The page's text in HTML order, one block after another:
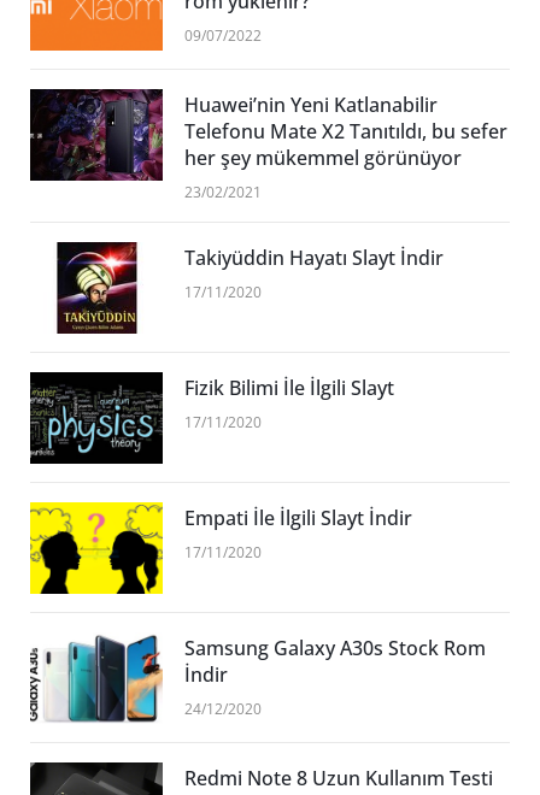
09/07/2022
Huawei’nin Yeni Katlanabilir
Telefonu Mate X2 Tanıtıldı, bu sefer
her şey mükemmel görünüyor
23/02/2021
Takiyüddin Hayatı Slayt İndir
17/11/2020
Fizik Bilimi İle İlgili Slayt
17/11/2020
Empati İle İlgili Slayt İndir
17/11/2020
Samsung Galaxy A30s Stock Rom
İndir
24/12/2020
Redmi Note 8 Uzun Kullanım Testi